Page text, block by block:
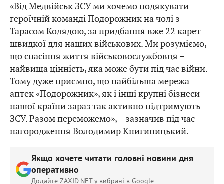
«Від Медвійськ ЗСУ ми хочемо подякувати
героїчній команді Подорожник на чолі з
Тарасом Колядою, за придбання вже 22 карет
швидкої для наших військових. Ми розуміємо,
що спасіння життя військовослужбовця –
найвища цінність, яка може бути під час війни.
Тому дуже приємно, що найбільша мережа
аптек «Подорожник», як і інші крупні бізнеси
нашої країни зараз так активно підтримують
ЗСУ. Разом переможемо», – зазначив під час
нагородження Володимир Книгиницький.
Якщо хочете читати головні новини дня
оперативно
Додайте ZAXID.NET у вибрані в Google